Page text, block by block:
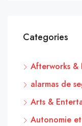
Categories
Afterworks &
alarmas de
Arts &
Autonomie